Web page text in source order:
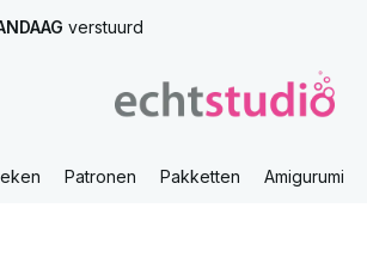
verstuurd
Patronen Pakketten Amigurumi